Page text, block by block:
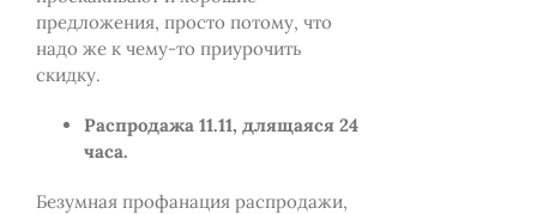
предложения, просто потому, что
надо же к чему-то приурочить
скидку.
Распродажа 11.11, длящаяся 24
часа.
Безумная профанация распродажи,